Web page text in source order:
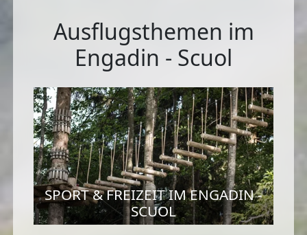
Ausflugsthemen im
Engadin - Scuol
SPORT & FREIZEIT IM ENGADIN -
SCUOL